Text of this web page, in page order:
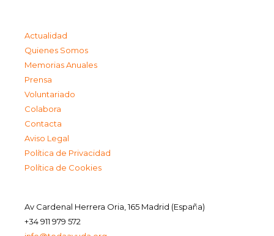
Actualidad
Quienes Somos
Memorias Anuales
Prensa
Voluntariado
Colabora
Contacta
Aviso Legal
Política de Privacidad
Política de Cookies
Av Cardenal Herrera Oria, 165 Madrid (España)
+34 911 979 572